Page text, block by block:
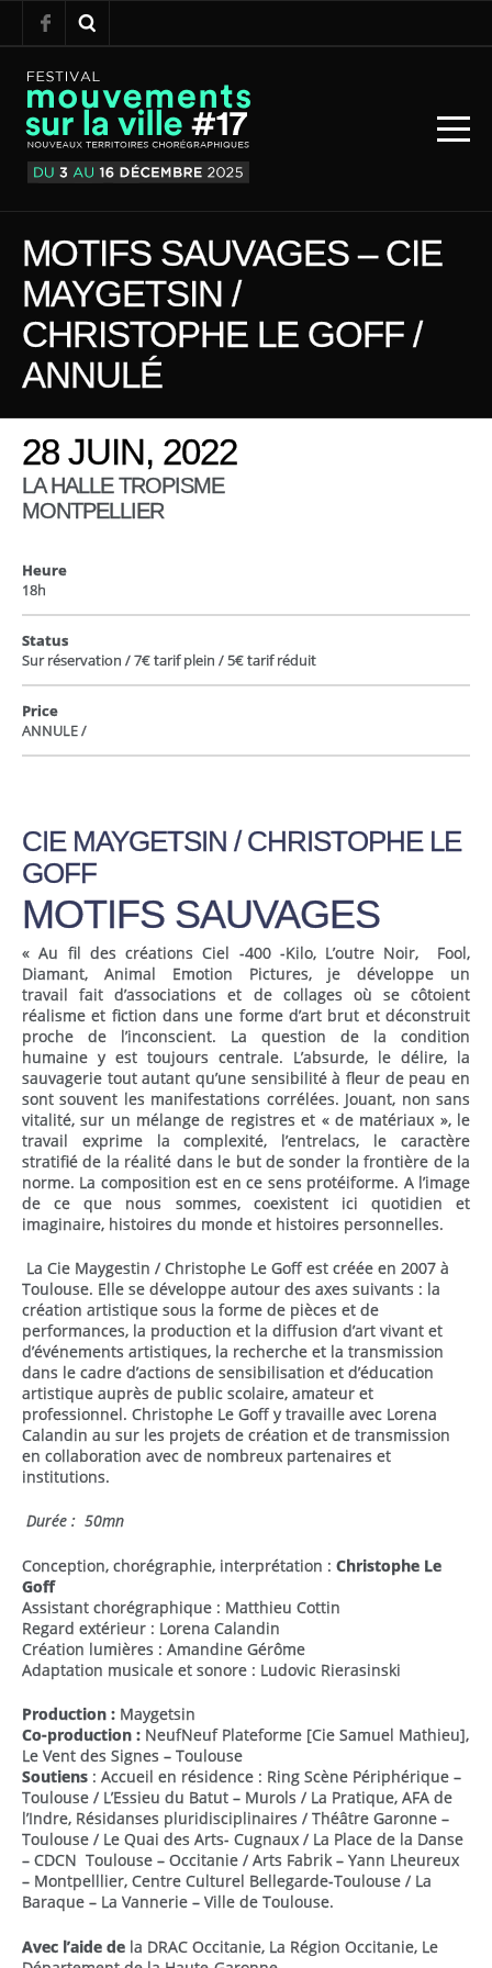
MOTIFS SAUVAGES – CIE
MAYGETSIN /
CHRISTOPHE LE GOFF /
ANNULÉ
28 JUIN, 2022
LA HALLE TROPISME
MONTPELLIER
Heure
18h
Status
Sur réservation / 7€ tarif plein / 5€ tarif réduit
Price
ANNULE /
CIE MAYGETSIN / CHRISTOPHE LE
GOFF
MOTIFS SAUVAGES
« Au fil des créations Ciel -400 -Kilo, L’outre Noir, Fool,
Diamant, Animal Emotion Pictures, je développe un
travail fait d’associations et de collages où se côtoient
réalisme et fiction dans une forme d’art brut et déconstruit
proche de l’inconscient. La question de la condition
humaine y est toujours centrale. L’absurde, le délire, la
sauvagerie tout autant qu’une sensibilité à fleur de peau en
sont souvent les manifestations corrélées. Jouant, non sans
vitalité, sur un mélange de registres et « de matériaux », le
travail exprime la complexité, l’entrelacs, le caractère
stratifié de la réalité dans le but de sonder la frontière de la
norme. La composition est en ce sens protéiforme. A l’image
de ce que nous sommes, coexistent ici quotidien et
imaginaire, histoires du monde et histoires personnelles.
La Cie Maygestin / Christophe Le Goff est créée en 2007 à
Toulouse. Elle se développe autour des axes suivants : la
création artistique sous la forme de pièces et de
performances, la production et la diffusion d’art vivant et
d’événements artistiques, la recherche et la transmission
dans le cadre d’actions de sensibilisation et d’éducation
artistique auprès de public scolaire, amateur et
professionnel. Christophe Le Goff y travaille avec Lorena
Calandin au sur les projets de création et de transmission
en collaboration avec de nombreux partenaires et
institutions.
Durée : 50mn
Conception, chorégraphie, interprétation : Christophe Le
Goff
Assistant chorégraphique : Matthieu Cottin
Regard extérieur : Lorena Calandin
Création lumières : Amandine Gérôme
Adaptation musicale et sonore : Ludovic Rierasinski
Production : Maygetsin
Co-production : NeufNeuf Plateforme [Cie Samuel Mathieu],
Le Vent des Signes – Toulouse
Soutiens : Accueil en résidence : Ring Scène Périphérique –
Toulouse / L’Essieu du Batut – Murols / La Pratique, AFA de
l’Indre, Résidanses pluridisciplinaires / Théâtre Garonne –
Toulouse / Le Quai des Arts- Cugnaux / La Place de la Danse
– CDCN Toulouse – Occitanie / Arts Fabrik – Yann Lheureux
– Montpelllier, Centre Culturel Bellegarde-Toulouse / La
Baraque – La Vannerie – Ville de Toulouse.
Avec l’aide de la DRAC Occitanie, La Région Occitanie, Le